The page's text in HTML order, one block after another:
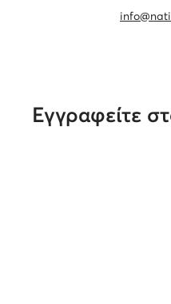
Εγγραφείτε